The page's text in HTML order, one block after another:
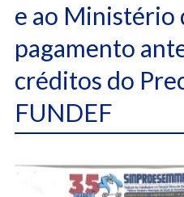
e ao Ministério
pagamento
créditos do
FUNDEF